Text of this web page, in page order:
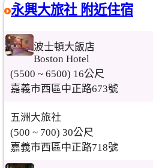
永興大旅社 附近住宿
波士頓大飯店
Boston Hotel
(5500 ~ 6500) 16公尺
嘉義市西區中正路673號
五洲大旅社
(500 ~ 700) 30公尺
嘉義市西區中正路718號